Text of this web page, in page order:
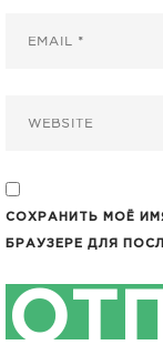
СОХРАНИТЬ МОЁ
БРАУЗЕРЕ ДЛЯ